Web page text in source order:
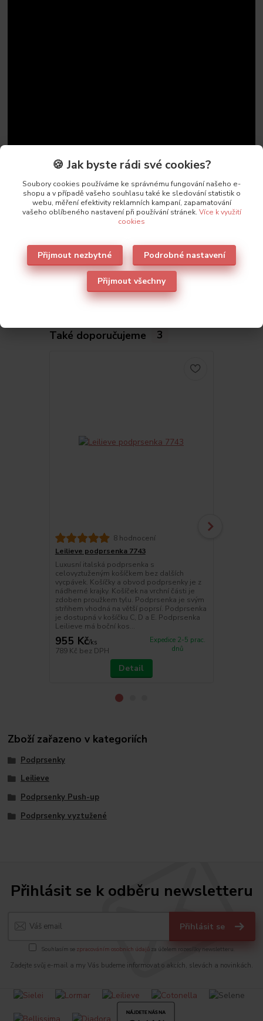
Výrobce Leilieve
Také doporučujeme 3
8 hodnocení
Leilieve podprsenka 7743
Luxusní italská podprsenka s
celovyztuženým košíčkem bez dalších
vycpávek. Košíčky a obvod podprsenky je z
nádherné krajky. Košíček na vrchní části je
zdoben proužkem tylu. Podprsenka je svým
strřihem vhodná na větší poprsí. Podprsenka
je dostupná v košíčku C, D a E. Podprsenka
Leilieve má boční kos...
955 Kč/ks
789 Kč bez DPH
Expedice 2-5 prac.
dnů
Detail
Zboží zařazeno v kategoriích
Podprsenky
Leilieve
Podprsenky Push-up
Podprsenky vyztužené
Přihlásit se k odběru newsletteru
Přihlásit se
Souhlasím se zpracováním osobních údajů za účelem rozesílky newsletteru.
Zadejte svůj e-mail a my Vás budeme informovat o akcích, slevách a novinkách.
🍪 Jak byste rádi své cookies?
Soubory cookies používáme ke správnému fungování našeho e-
shopu a v případě vašeho souhlasu také ke sledování statistik o
webu, měření efektivity reklamních kampaní, zapamatování
vašeho oblíbeného nastavení při používání stránek. Více k využití
cookies
Přijmout nezbytné Podrobné nastavení
Přijmout všechny